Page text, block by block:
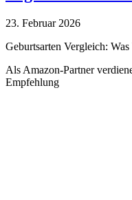
23. Februar 2026
Geburtsarten Vergleich:
Als Amazon-Partner
Empfehlung